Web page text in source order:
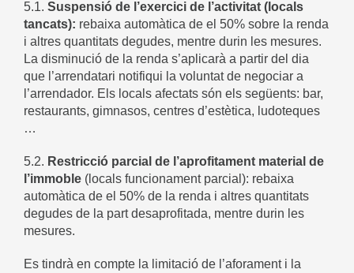
5.1. Suspensió de l’exercici de l’activitat (locals
tancats): rebaixa automàtica de el 50% sobre la renda
i altres quantitats degudes, mentre durin les mesures.
La disminució de la renda s’aplicarà a partir del dia
que l’arrendatari notifiqui la voluntat de negociar a
l’arrendador. Els locals afectats són els següents: bar,
restaurants, gimnasos, centres d’estètica, ludoteques
…
5.2. Restricció parcial de l’aprofitament material de
l’immoble (locals funcionament parcial): rebaixa
automàtica de el 50% de la renda i altres quantitats
degudes de la part desaprofitada, mentre durin les
mesures.
Es tindrà en compte la limitació de l’aforament i la